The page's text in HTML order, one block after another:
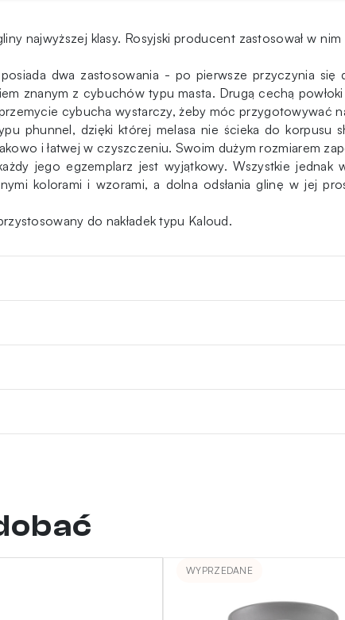
najwyższej klasy. Rosyjski producent zastosował w
dwa zastosowania - po pierwsze przyczynia
znanym z cybuchów typu masta. Drugą cechą
cybucha wystarczy, żeby móc przygotowywać
phunnel, dzięki której melasa nie ścieka do korpusu
i łatwej w czyszczeniu. Swoim dużym rozmiarem
jego egzemplarz jest wyjątkowy. Wszystkie jednak
kolorami i wzorami, a dolna odsłania glinę w jej
do nakładek typu Kaloud.
WYPRZEDANE